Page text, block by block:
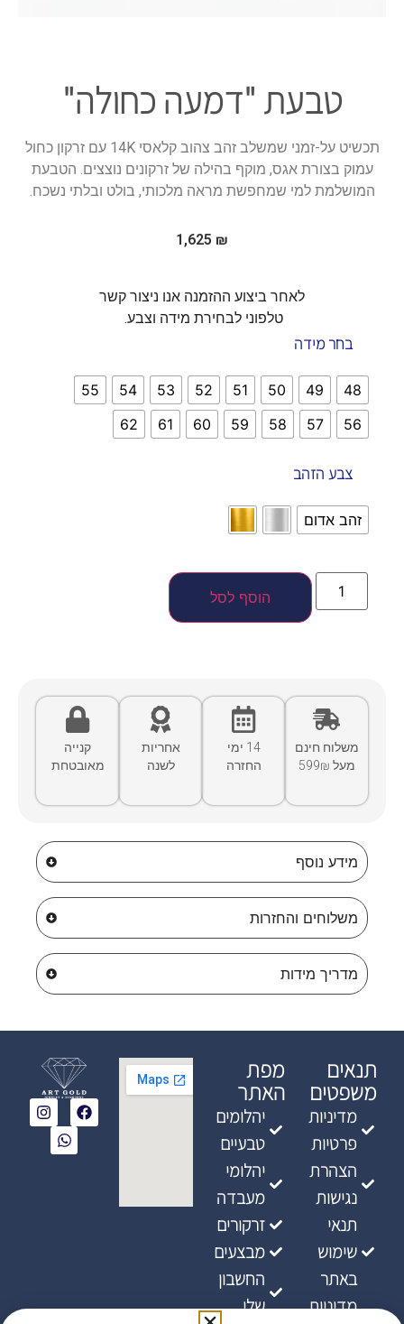
טבעת "דמעה כחולה"
תכשיט על-זמני שמשלב זהב צהוב קלאסי 14K עם זרקון כחול
עמוק בצורת אגס, מוקף בהילה של זרקונים נוצצים. הטבעת
המושלמת למי שמחפשת מראה מלכותי, בולט ובלתי נשכח.
1,625 ₪
לאחר ביצוע ההזמנה אנו ניצור קשר
טלפוני לבחירת מידה וצבע.
בחר מידה
48
49
50
51
52
53
54
55
56
57
58
59
60
61
62
צבע הזהב
זהב אדום
הוסף לסל
קנייה
מאובטחת
אחריות
לשנה
14 ימי
החזרה
משלוח חינם
מעל 599₪
מידע נוסף
משלוחים והחזרות
מדריך מידות
מפת
האתר
יהלומים
טבעיים
יהלומי
מעבדה
זרקורים
מבצעים
החשבון
שלי
תנאים
משפטים
מדיניות
פרטיות
הצהרת
נגישות
תנאי
שימוש
באתר
מדיניות